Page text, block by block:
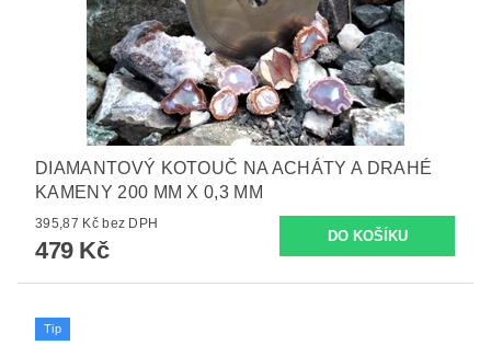
DIAMANTOVÝ KOTOUČ NA ACHÁTY A DRAHÉ
KAMENY 200 MM X 0,3 MM
395,87 Kč bez DPH
479 Kč
Tip